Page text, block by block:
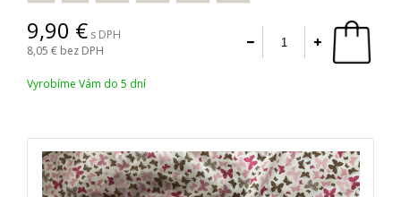
9,90
s DPH
8,05 bez DPH
Vyrobíme Vám do 5 dní